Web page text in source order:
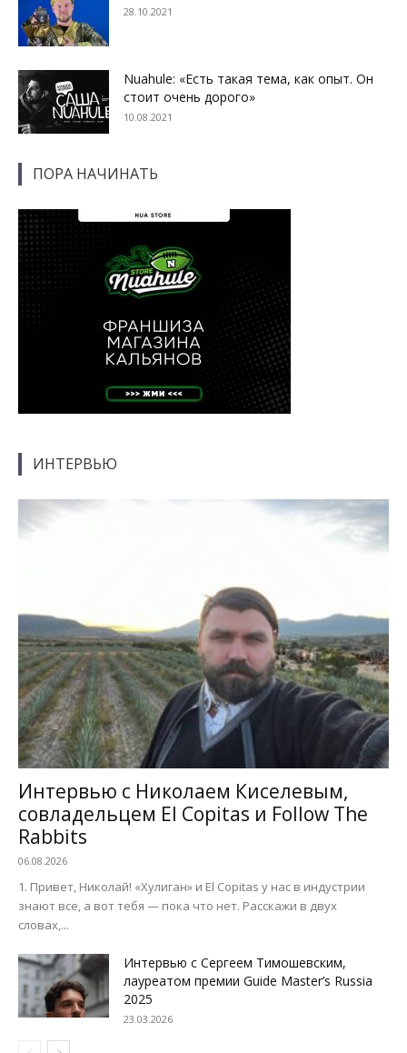
28.10.2021
Nuahule: «Есть такая тема, как опыт. Он
стоит очень дорого»
10.08.2021
ПОРА НАЧИНАТЬ
ИНТЕРВЬЮ
Интервью с Николаем Киселевым,
совладельцем El Copitas и Follow The
Rabbits
06.08.2026
1. Привет, Николай! «Хулиган» и El Copitas у нас в индустрии
знают все, а вот тебя — пока что нет. Расскажи в двух
словах,...
Интервью с Сергеем Тимошевским,
лауреатом премии Guide Master’s Russia
2025
23.03.2026